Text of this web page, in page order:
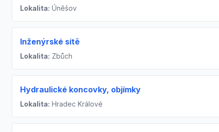
Lokalita: Úněšov
Inženýrské sítě
Lokalita: Zbůch
Hydraulické koncovky, objímky
Lokalita: Hradec Králové